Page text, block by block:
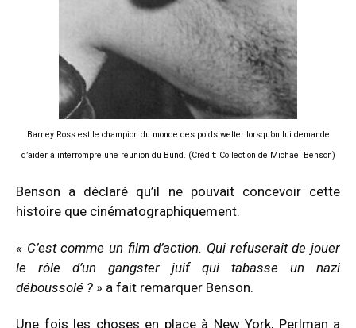
Barney Ross est le champion du monde des poids welter lorsqu’on lui demande
d’aider à interrompre une réunion du Bund. (Crédit: Collection de Michael Benson)
Benson a déclaré qu’il ne pouvait concevoir cette
histoire que cinématographiquement.
« C’est comme un film d’action. Qui refuserait de jouer
le rôle d’un gangster juif qui tabasse un nazi
déboussolé ? » a fait remarquer Benson.
Une fois les choses en place à New York, Perlman a